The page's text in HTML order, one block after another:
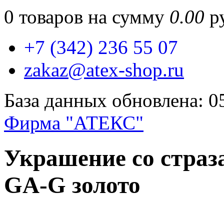
0 товаров на сумму 0.00
+7 (342) 236 55 07
zakaz@atex-shop.ru
База данных обновлена:
Фирма "АТЕКС"
Украшение со
GA-G золото